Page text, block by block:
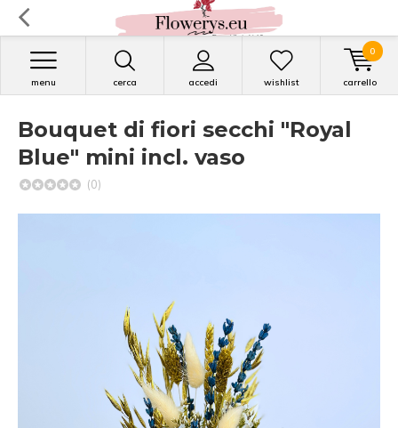
cerca accedi
menu wishlist carrello
0
Bouquet di fiori secchi "Royal
Blue" mini incl. vaso
(0)